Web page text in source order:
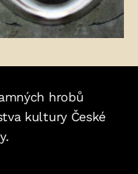
hrobů
kultury České